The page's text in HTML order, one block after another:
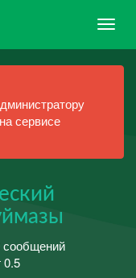
сервисе
сообщений
0.5